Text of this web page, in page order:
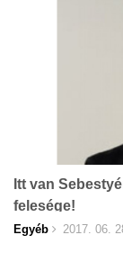
Itt van
felesége!
Egyéb 2017. 06.